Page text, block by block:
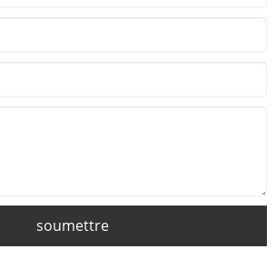
soumettre